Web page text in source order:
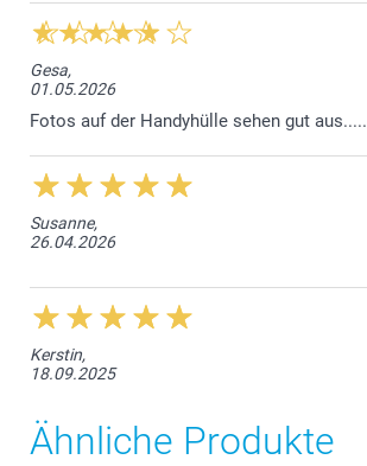
Gesa,
01.05.2026
Fotos auf der Handyhülle sehen gut aus.....
Susanne,
26.04.2026
Kerstin,
18.09.2025
Ähnliche Produkte